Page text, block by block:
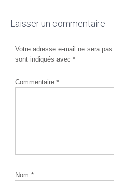
Laisser un commentaire
Votre adresse e-mail ne sera pas
sont indiqués avec *
Commentaire *
Nom *